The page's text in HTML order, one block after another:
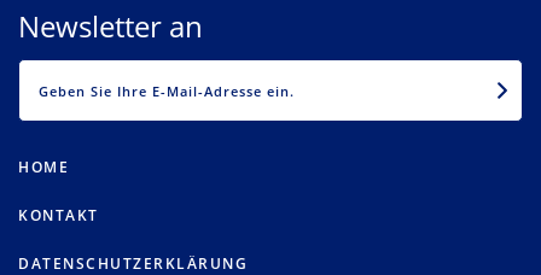
Newsletter an
HOME
KONTAKT
DATENSCHUTZERKLÄRUNG